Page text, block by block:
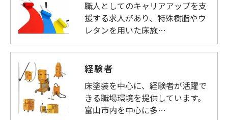
職人としてのキャリアアップを支
援する求人があり、特殊樹脂やウ
レタンを用いた床施…
経験者
床塗装を中心に、経験者が活躍で
きる職場環境を提供しています。
富山市内を中心に多…